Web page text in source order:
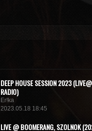
DEEP HOUSE SESSION 2023
RADIO)
Er!ka
2023.05.18 18:45
LIVE @ BOOMERANG, SZOLNOK